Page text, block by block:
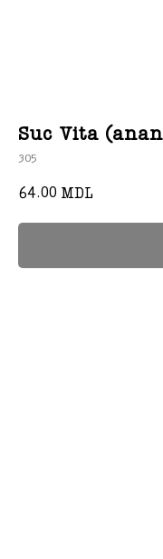
Suc Vita
305
64.00 MDL